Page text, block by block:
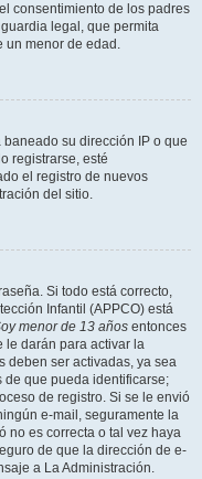
consentimiento de los padres
legal, que permita
un menor de edad.
su dirección IP o que
registrarse, esté
el registro de nuevos
del sitio.
Si todo está correcto,
Infantil (APPCO) está
menor de 13 años entonces
le darán para activar la
deben ser activadas, ya sea
de que pueda identificarse;
de registro. Si se le envió
e-mail, seguramente la
no es correcta o tal vez haya
de que la dirección de e-
a La Administración.